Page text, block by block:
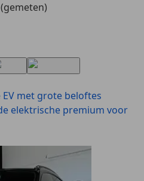
EV met grote beloftes
elektrische premium voor